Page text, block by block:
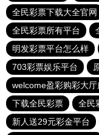
全民彩票下载大全官网
全民彩票所有平台
明发彩票平台怎么样
703彩票娱乐平台
welcome盈彩购彩大厅
下载全民彩票
全民
新人送29元彩金平台